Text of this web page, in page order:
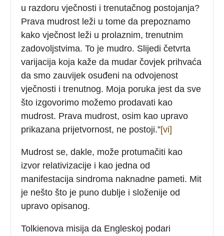
u razdoru vječnosti i trenutačnog postojanja?
Prava mudrost leži u tome da prepoznamo
kako vječnost leži u prolaznim, trenutnim
zadovoljstvima. To je mudro. Slijedi četvrta
varijacija koja kaže da mudar čovjek prihvaća
da smo zauvijek osuđeni na odvojenost
vječnosti i trenutnog. Moja poruka jest da sve
što izgovorimo možemo prodavati kao
mudrost. Prava mudrost, osim kao upravo
prikazana prijetvornost, ne postoji.”[vi]
Mudrost se, dakle, može protumačiti kao
izvor relativizacije i kao jedna od
manifestacija sindroma naknadne pameti. Mit
je nešto što je puno dublje i složenije od
upravo opisanog.
Tolkienova misija da Engleskoj podari